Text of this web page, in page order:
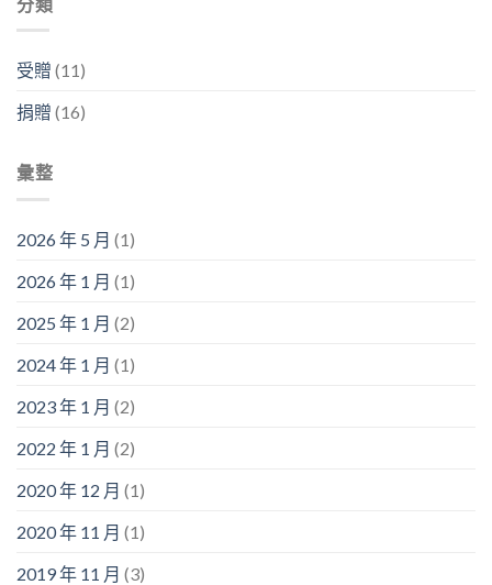
受贈 (11)
捐贈 (16)
彙整
2026 年 5 月 (1)
2026 年 1 月 (1)
2025 年 1 月 (2)
2024 年 1 月 (1)
2023 年 1 月 (2)
2022 年 1 月 (2)
2020 年 12 月 (1)
2020 年 11 月 (1)
2019 年 11 月 (3)